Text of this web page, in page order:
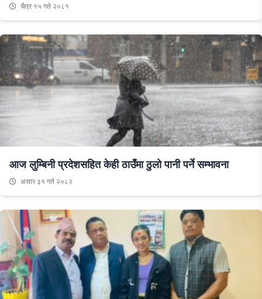
चैत्र १५ गते २०८१
आज लुम्बिनी प्रदेशसहित केही ठाउँमा ठुलो पानी पर्ने सम्भावना
असार ३१ गते २०८२